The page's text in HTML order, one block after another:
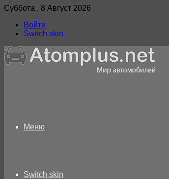
Суббота , 8 Август 2026
Войти
Switch skin
Меню
Switch skin